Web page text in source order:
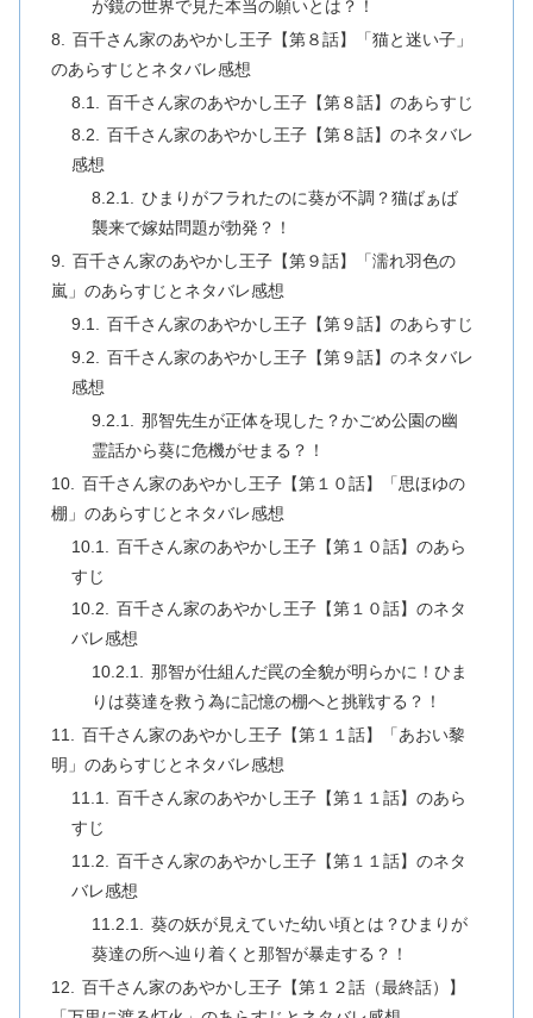
が鏡の世界で見た本当の願いとは？！
百千さん家のあやかし王子【第８話】「猫と迷い子」
のあらすじとネタバレ感想
百千さん家のあやかし王子【第８話】のあらすじ
百千さん家のあやかし王子【第８話】のネタバレ
感想
ひまりがフラれたのに葵が不調？猫ばぁば
襲来で嫁姑問題が勃発？！
百千さん家のあやかし王子【第９話】「濡れ羽色の
嵐」のあらすじとネタバレ感想
百千さん家のあやかし王子【第９話】のあらすじ
百千さん家のあやかし王子【第９話】のネタバレ
感想
那智先生が正体を現した？かごめ公園の幽
霊話から葵に危機がせまる？！
百千さん家のあやかし王子【第１０話】「思ほゆの
棚」のあらすじとネタバレ感想
百千さん家のあやかし王子【第１０話】のあら
すじ
百千さん家のあやかし王子【第１０話】のネタ
バレ感想
那智が仕組んだ罠の全貌が明らかに！ひま
りは葵達を救う為に記憶の棚へと挑戦する？！
百千さん家のあやかし王子【第１１話】「あおい黎
明」のあらすじとネタバレ感想
百千さん家のあやかし王子【第１１話】のあら
すじ
百千さん家のあやかし王子【第１１話】のネタ
バレ感想
葵の妖が見えていた幼い頃とは？ひまりが
葵達の所へ辿り着くと那智が暴走する？！
百千さん家のあやかし王子【第１２話（最終話）】